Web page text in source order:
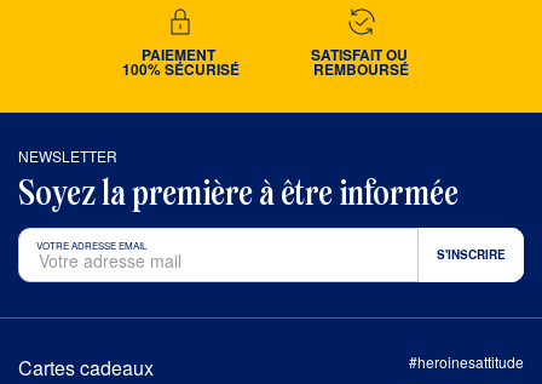
PAIEMENT
100% SÉCURISÉ
SATISFAIT OU
REMBOURSÉ
NEWSLETTER
Soyez la première à être informée
VOTRE ADRESSE EMAIL
Cartes cadeaux
#heroinesattitude